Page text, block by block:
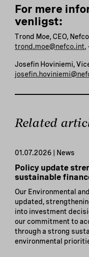
For mere
venligst:
Trond Moe, CEO, Nefco
trond.moe@nefco.int,
Josefin Hoviniemi,
Related
01.07.2026 | News
Policy update
sustainable
Our Environmental
updated,
into investment
our commitment to
through a strong
environmental